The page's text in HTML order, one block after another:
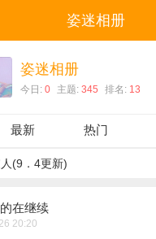
姿迷相册
姿迷相册
今日:0 主题:345 排名: 13
最新 热门
(9．4更新)
在继续
20:20